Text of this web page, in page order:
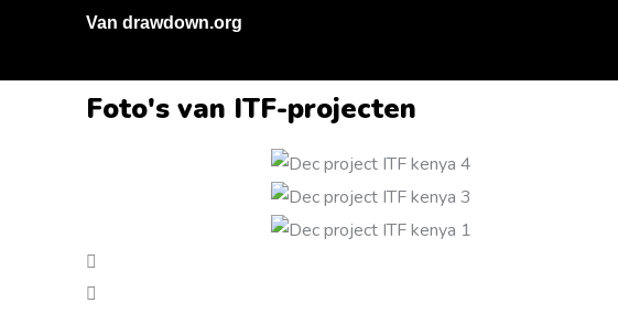
Van drawdown.org
Foto's van ITF-projecten